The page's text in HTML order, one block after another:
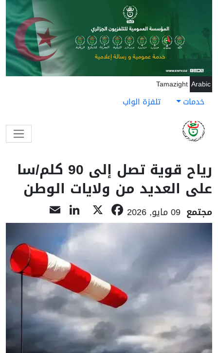
تجاوز إلى المحتوى الرئيسي
Arabic
Tamazight
خدمات تلفزة الواب
رياح قوية تصل إلى 90 كلم/سا
على العديد من ولايات الوطن
مجتمع 09 مايو, 2026 Facebook
LinkedIn